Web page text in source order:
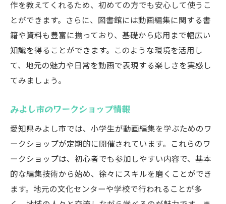
作を教えてくれるため、初めての方でも安心して使うこ
とができます。さらに、図書館には動画編集に関する書
籍や資料も豊富に揃っており、基礎から応用まで幅広い
知識を得ることができます。このような環境を活用し
て、地元の魅力や日常を動画で表現する楽しさを実感し
てみましょう。
みよし市のワークショップ情報
愛知県みよし市では、小学生が動画編集を学ぶためのワ
ークショップが定期的に開催されています。これらのワ
ークショップは、初心者でも参加しやすい内容で、基本
的な編集技術から始め、徐々にスキルを磨くことができ
ます。地元の文化センターや学校で行われることが多